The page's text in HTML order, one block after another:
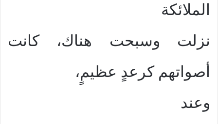
الملائكة
نزلت وسبحت هناك، كانت
أصواتهم كرعدٍ عظيمٍ،
وعند